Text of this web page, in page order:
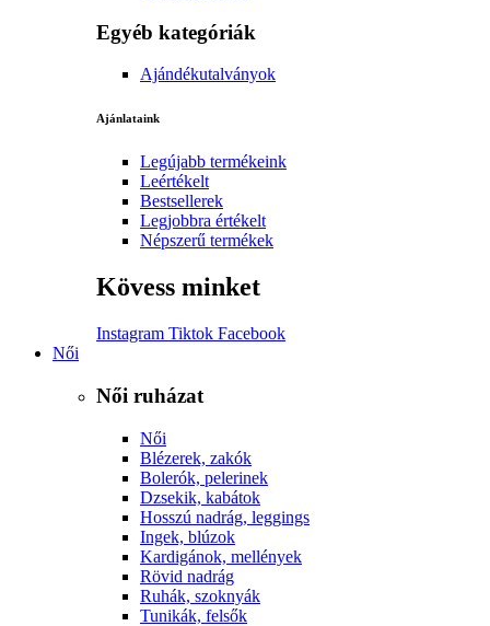
Egyéb kategóriák
Ajándékutalványok
Ajánlataink
Legújabb termékeink
Leértékelt
Bestsellerek
Legjobbra értékelt
Népszerű termékek
Kövess minket
Instagram Tiktok Facebook
Női
Női ruházat
Női
Blézerek, zakók
Bolerók, pelerinek
Dzsekik, kabátok
Hosszú nadrág, leggings
Ingek, blúzok
Kardigánok, mellények
Rövid nadrág
Ruhák, szoknyák
Tunikák, felsők